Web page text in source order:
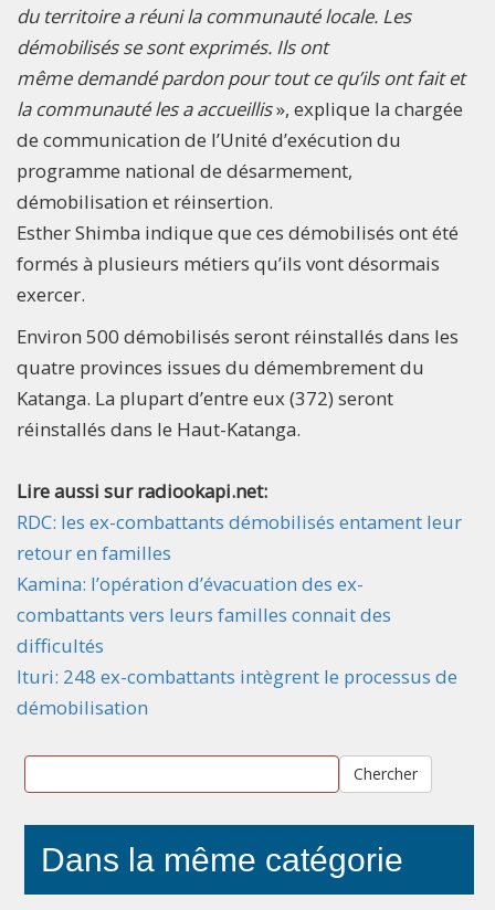
du territoire a réuni la communauté locale. Les
démobilisés se sont exprimés. Ils ont
même demandé pardon pour tout ce qu’ils ont fait et
la communauté les a accueillis», explique la chargée
de communication de l’Unité d’exécution du
programme national de désarmement,
démobilisation et réinsertion.
Esther Shimba indique que ces démobilisés ont été
formés à plusieurs métiers qu’ils vont désormais
exercer.
Environ 500 démobilisés seront réinstallés dans les
quatre provinces issues du démembrement du
Katanga. La plupart d’entre eux (372) seront
réinstallés dans le Haut-Katanga.
Lire aussi sur radiookapi.net:
RDC: les ex-combattants démobilisés entament leur
retour en familles
Kamina: l’opération d’évacuation des ex-
combattants vers leurs familles connait des
difficultés
Ituri: 248 ex-combattants intègrent le processus de
démobilisation
Chercher
Dans la même catégorie